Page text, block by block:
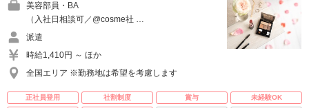
美容部員・BA
（入社日相談可／@cosme社 …
派遣
時給1,410円 ～ ほか
全国エリア ※勤務地は希望を考慮します
正社員登用 社割制度 賞与
未経験OK